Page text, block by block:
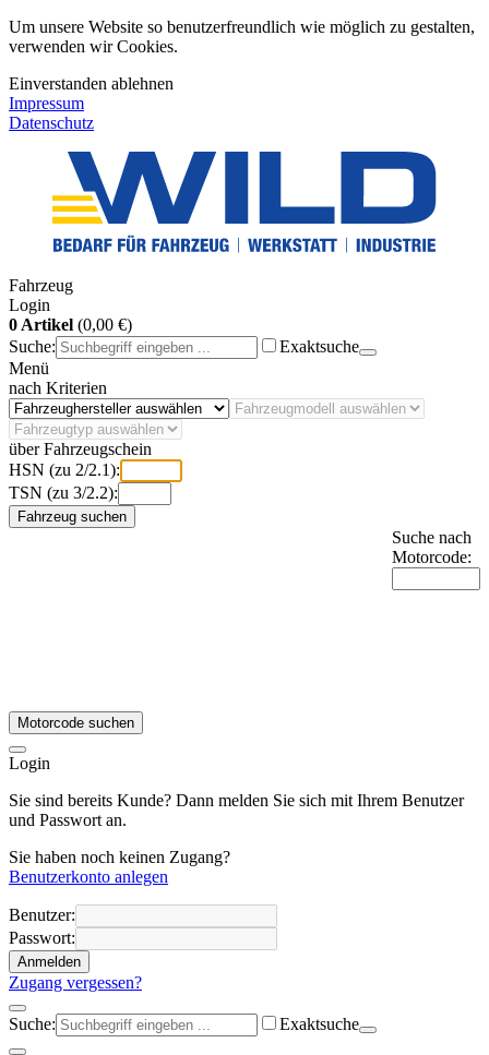
Um unsere Website so benutzerfreundlich wie möglich zu gestalten,
verwenden wir Cookies.
Einverstanden ablehnen
Impressum
Datenschutz
Fahrzeug
Login
0 Artikel (0,00 €)
Suche:
Exaktsuche
Menü
nach Kriterien
über Fahrzeugschein
HSN (zu 2/2.1):
TSN (zu 3/2.2):
Fahrzeug suchen
Suche nach
Motorcode:
Motorcode suchen
Login
Sie sind bereits Kunde? Dann melden Sie sich mit Ihrem Benutzer
und Passwort an.
Sie haben noch keinen Zugang?
Benutzerkonto anlegen
Benutzer:
Passwort:
Anmelden
Zugang vergessen?
Suche: Exaktsuche